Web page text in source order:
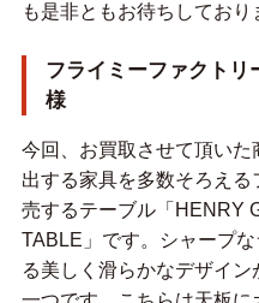
も是非ともお待ちしており
フライミーファクトリ
様
今回、お買取させて頂い
出する家具を多数そろえ
売するテーブル「HENRY
TABLE」です。シャープ
る美しく滑らかなデザイ